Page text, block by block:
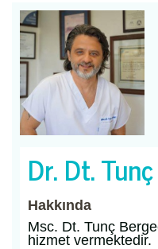
Dr. Dt.
Hakkında
Msc. Dt. Tunç
hizmet vermektedir.